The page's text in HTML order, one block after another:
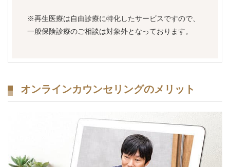
※再生医療は自由診療に特化したサービスですので、
一般保険診療のご相談は対象外となっております。
オンラインカウンセリングのメリット